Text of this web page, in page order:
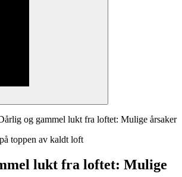
og gammel lukt fra loftet: Mulige årsaker
lukt fra loftet: Mulige